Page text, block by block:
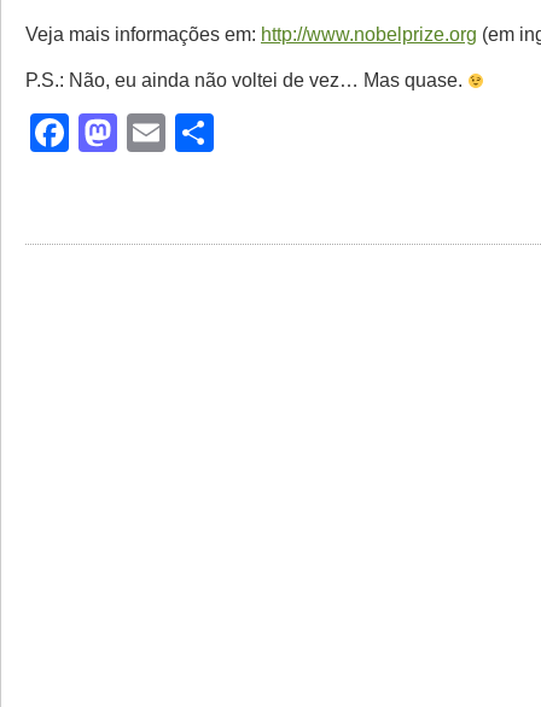
Veja mais informações em: http://www.nobelprize.org (em
P.S.: Não, eu ainda não voltei de vez… Mas quase.
Facebook
Mastodon
Email